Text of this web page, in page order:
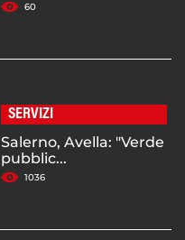
60
SERVIZI
Salerno, Avella: "Verde
pubblic...
1036